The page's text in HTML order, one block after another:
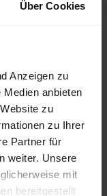
Über Cookies
Anzeigen zu
anbieten
zu
zu Ihrer
Partner für
weiter. Unsere
mit
bereitgestellt
Mai
2026
in Deutschland
-Seite